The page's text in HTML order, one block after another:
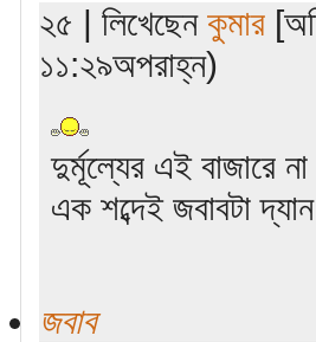
২৫ | লিখেছেন কুমার
১১:২৯অপরাহ্ন)
দুর্মূল্যের এই বাজারে না
এক শব্দেই জবাবটা
জবাব